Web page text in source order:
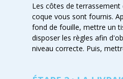
Les côtes de terrassement
coque vous sont fournis.
fond de fouille, mettre un
disposer les règles afin
niveau correcte. Puis,